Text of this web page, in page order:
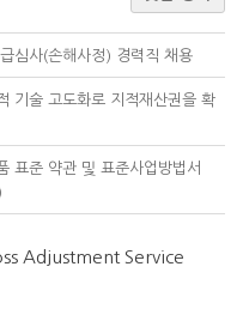
심사(손해사정) 경력직 채용
기술 고도화로 지적재산권을 확
표준 약관 및 표준사업방법서
Adjustment Service